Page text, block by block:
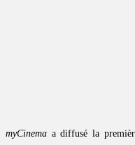
myCinema a diffusé la